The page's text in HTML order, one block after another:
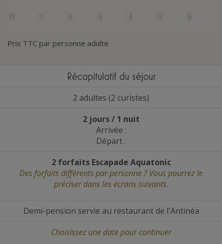
31 1 2 3 4 5 6
Prix TTC par personne adulte
Récapitulatif du séjour
2 adultes (2 curistes)
2 jours / 1 nuit
Arrivée :
Départ :
2 forfaits Escapade Aquatonic
Des forfaits différents par personne ? Vous pourrez le
préciser dans les écrans suivants.
Demi-pension servie au restaurant de l'Antinéa
Choisissez une datepour continuer